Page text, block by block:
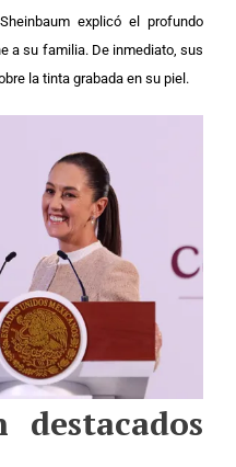
explicó el profundo
a su familia. De inmediato, sus
la tinta grabada en su piel.